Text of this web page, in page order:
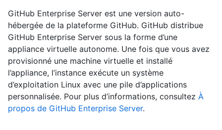
GitHub Enterprise Server est une version auto-
hébergée de la plateforme GitHub. GitHub distribue
GitHub Enterprise Server sous la forme d’une
appliance virtuelle autonome. Une fois que vous avez
provisionné une machine virtuelle et installé
l’appliance, l’instance exécute un système
d’exploitation Linux avec une pile d’applications
personnalisée. Pour plus d’informations, consultez À
propos de GitHub Enterprise Server.